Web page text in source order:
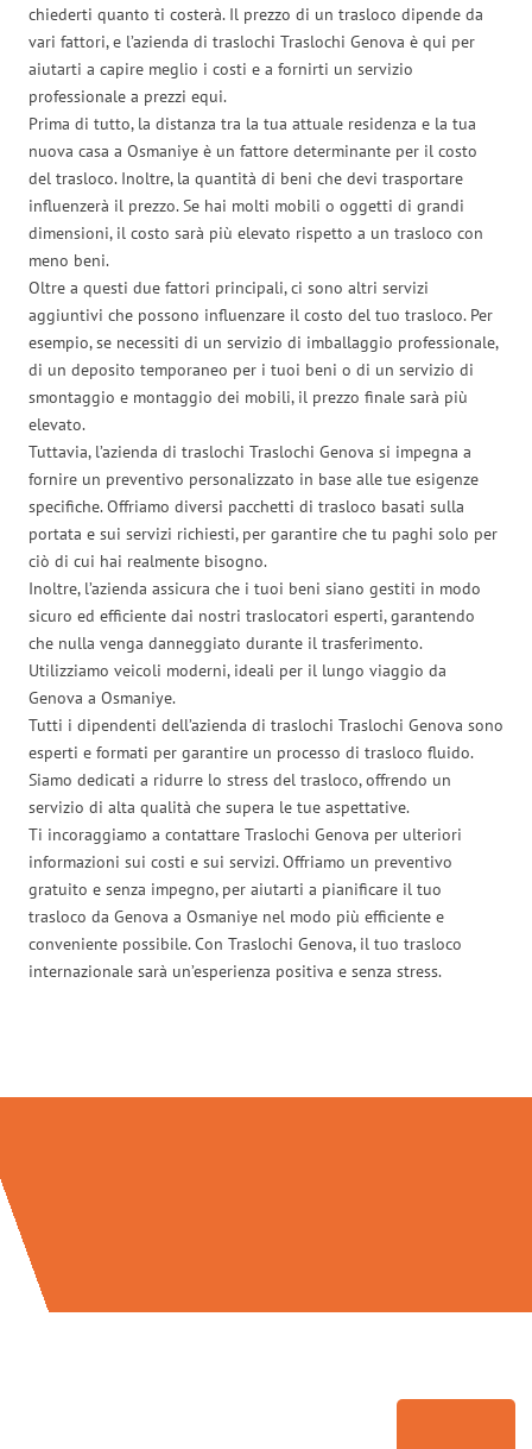
chiederti quanto ti costerà. Il prezzo di un trasloco dipende da
vari fattori, e l’azienda di traslochi Traslochi Genova è qui per
aiutarti a capire meglio i costi e a fornirti un servizio
professionale a prezzi equi.
Prima di tutto, la distanza tra la tua attuale residenza e la tua
nuova casa a Osmaniye è un fattore determinante per il costo
del trasloco. Inoltre, la quantità di beni che devi trasportare
influenzerà il prezzo. Se hai molti mobili o oggetti di grandi
dimensioni, il costo sarà più elevato rispetto a un trasloco con
meno beni.
Oltre a questi due fattori principali, ci sono altri servizi
aggiuntivi che possono influenzare il costo del tuo trasloco. Per
esempio, se necessiti di un servizio di imballaggio professionale,
di un deposito temporaneo per i tuoi beni o di un servizio di
smontaggio e montaggio dei mobili, il prezzo finale sarà più
elevato.
Tuttavia, l’azienda di traslochi Traslochi Genova si impegna a
fornire un preventivo personalizzato in base alle tue esigenze
specifiche. Offriamo diversi pacchetti di trasloco basati sulla
portata e sui servizi richiesti, per garantire che tu paghi solo per
ciò di cui hai realmente bisogno.
Inoltre, l’azienda assicura che i tuoi beni siano gestiti in modo
sicuro ed efficiente dai nostri traslocatori esperti, garantendo
che nulla venga danneggiato durante il trasferimento.
Utilizziamo veicoli moderni, ideali per il lungo viaggio da
Genova a Osmaniye.
Tutti i dipendenti dell’azienda di traslochi Traslochi Genova sono
esperti e formati per garantire un processo di trasloco fluido.
Siamo dedicati a ridurre lo stress del trasloco, offrendo un
servizio di alta qualità che supera le tue aspettative.
Ti incoraggiamo a contattare Traslochi Genova per ulteriori
informazioni sui costi e sui servizi. Offriamo un preventivo
gratuito e senza impegno, per aiutarti a pianificare il tuo
trasloco da Genova a Osmaniye nel modo più efficiente e
conveniente possibile. Con Traslochi Genova, il tuo trasloco
internazionale sarà un’esperienza positiva e senza stress.